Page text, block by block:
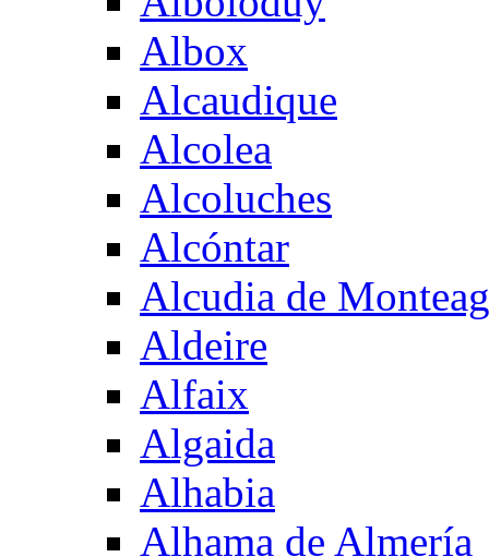
Albox
Alcaudique
Alcolea
Alcoluches
Alcóntar
Alcudia de
Aldeire
Alfaix
Algaida
Alhabia
Alhama de Almería